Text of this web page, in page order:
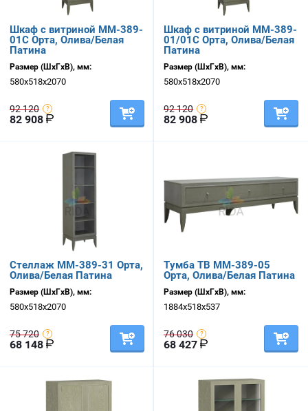
Шкаф с витриной ММ-389-
01С Орта, Олива/Белая
Патина
Размер (ШхГхВ), мм:
580х518х2070
92 120
82 908
Шкаф с витриной ММ-389-
01/01С Орта, Олива/Белая
Патина
Размер (ШхГхВ), мм:
580х518х2070
92 120
82 908
Стеллаж ММ-389-31 Орта,
Олива/Белая Патина
Размер (ШхГхВ), мм:
580х518х2070
75 720
68 148
Тумба ТВ ММ-389-05
Орта, Олива/Белая Патина
Размер (ШхГхВ), мм:
1884х518х537
76 030
68 427